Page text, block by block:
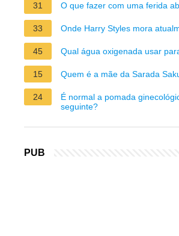
31 O que fazer com uma ferida
33 Onde Harry Styles mora
45 Qual água oxigenada usar
15 Quem é a mãe da Sarada
24
É normal a pomada
seguinte?
PUB